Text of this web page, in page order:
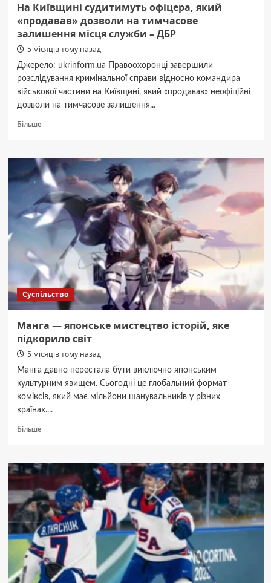
На Київщині судитимуть офіцера, який
«продавав» дозволи на тимчасове
залишення місця служби – ДБР
5 місяців тому назад
Джерело: ukrinform.ua Правоохоронці завершили
розслідування кримінальної справи відносно командира
військової частини на Київщині, який «продавав» неофіційні
дозволи на тимчасове залишення...
БільшеДокладніше
Київщині
судитимуть
офіцера,
який
«продавав»
дозволи
на
тимчасове
залишення
місця
служби
–
ДБР
Суспільство
Манга — японське мистецтво історій, яке
підкорило світ
5 місяців тому назад
Манга давно перестала бути виключно японським
культурним явищем. Сьогодні це глобальний формат
коміксів, який має мільйони шанувальників у різних
країнах....
БільшеДокладніше
—
японське
мистецтво
історій,
яке
підкорило
світ